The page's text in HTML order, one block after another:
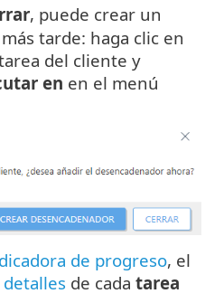
, puede crear un
más tarde: haga clic en
del cliente y
en en el menú
de progreso, el
detalles de cada tarea